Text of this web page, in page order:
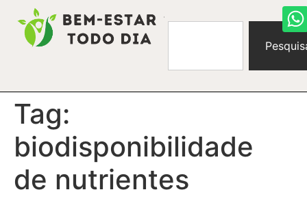
Tag:
biodisponibilidade
de nutrientes